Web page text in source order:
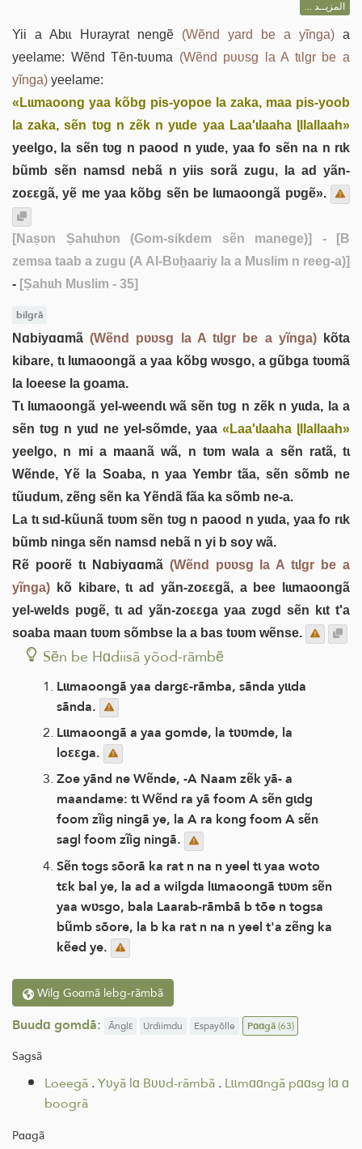
المزيــد ...
Yii a Abɩɩ Hʋrayrat nengẽ (Wẽnd yard be a yĩnga) a
yeelame: Wẽnd Tẽn-tʋʋma (Wẽnd pʋʋsg la A tɩlgr be a
yĩnga) yeelame:
«Lɩɩmaoong yaa kõbg pis-yopoe la zaka, maa pis-yoob
la zaka, sẽn tʋg n zẽk n yɩɩde yaa Laa'ɩlaaha ɭllallaah»
yeelgo, la sẽn tʋg n paood n yɩɩde, yaa fo sẽn na n rɩk
bũmb sẽn namsd nebã n yiis sorã zugu, la ad yãn-
zoεεgã, yẽ me yaa kõbg sẽn be lɩɩmaoongã pʋgẽ».
[Naṣʋn Ṣahɩɩhʋn (Gom-sikdem sẽn manege)]
- [B
zemsa taab a zugu (A Al-Bʋẖaariy la a Muslim n reeg-a)]
- [Ṣahɩɩh Muslim - 35]
bilgrã
Nɑbiyɑɑmã(Wẽnd pʋʋsg la A tɩlgr be a yĩnga)kõta
kibare, tɩ lɩɩmaoongã a yaa kõbg wʋsgo, a gũbga tʋʋmã
la loeese la goama.
Tɩ lɩɩmaoongã yel-weendɩ wã sẽn tʋg n zẽk n yɩɩda, la a
sẽn tʋg n yɩɩd ne yel-sõmde, yaa «Laa'ɩlaaha ɭllallaah»
yeelgo, n mi a maanã wã, n tʋm wala a sẽn ratã, tɩ
Wẽnde, Yẽ la Soaba, n yaa Yembr tãa, sẽn sõmb ne
tũudum, zẽng sẽn ka Yẽndã fãa ka sõmb ne-a.
La tɩ sɩd-kũunã tʋʋm sẽn tʋg n paood n yɩɩda, yaa fo rɩk
bũmb ninga sẽn namsd nebã n yi b soy wã.
Rẽ poorẽ tɩ Nɑbiyɑɑmã (Wẽnd pʋʋsg la A tɩlgr be a
yĩnga) kõ kibare, tɩ ad yãn-zoεεgã, a bee lɩɩmaoongã
yel-welds pʋgẽ, tɩ ad yãn-zoεεga yaa zʋgd sẽn kɩt t'a
soaba maan tʋʋm sõmbse la a bas tʋʋm wẽnse.
Sẽn be Hɑdiisã yõod-rãmbẽ
Lɩɩmaoongã yaa dargε-rãmba, sãnda yɩɩda
sãnda.
Lɩɩmaoongã a yaa gomde, la tʋʋmde, la
loεεga.
Zoe yãnd ne Wẽnde, -A Naam zẽk yã- a
maandame: tɩ Wẽnd ra yã foom A sẽn gɩdg
foom zĩig ningã ye, la A ra kong foom A sẽn
sagl foom zĩig ningã.
Sẽn togs sõorã ka rat n na n yeel tɩ yaa woto
tεk bal ye, la ad a wilgda lɩɩmaoongã tʋʋm sẽn
yaa wʋsgo, bala Laarab-rãmbã b tõe n togsa
bũmb sõore, la b ka rat n na n yeel t'a zẽng ka
kẽed ye.
Wilg Goɑmã lebg-rãmbã
Buudɑ gomdã: Ãnglε Urdiimdu Espayõlle Pɑɑgã(63)
Sagsã
Loeegã.Yʋyã lɑ Bʋʋd-rãmbã.Lɩɩmɑɑngã pɑɑsg lɑ ɑ
boogrã
Pɑɑgã